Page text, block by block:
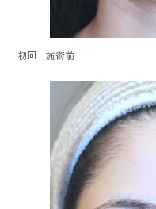
初回 施術前